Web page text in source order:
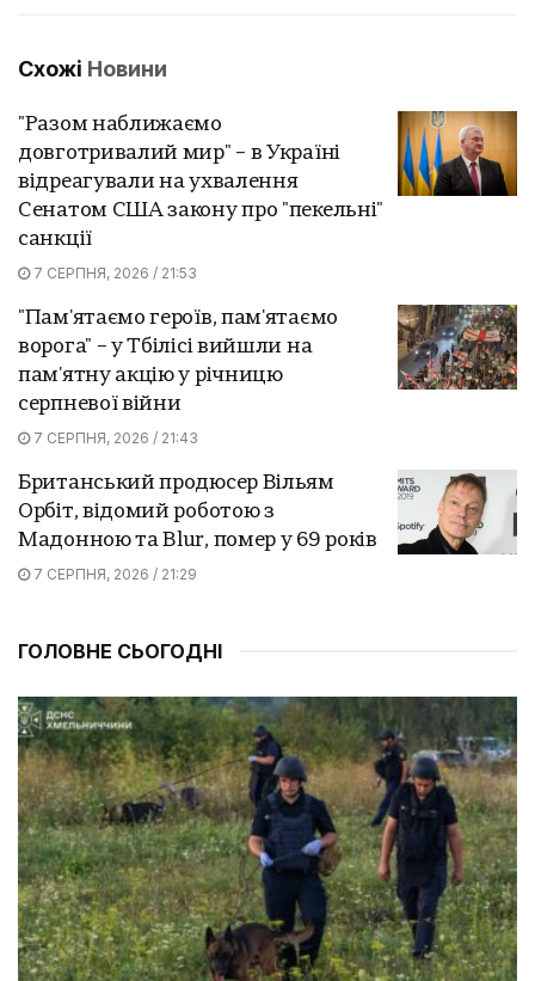
Схожі Новини
"Разом наближаємо
довготривалий мир" – в Україні
відреагували на ухвалення
Сенатом США закону про "пекельні"
санкції
7 СЕРПНЯ, 2026 / 21:53
"Пам'ятаємо героїв, пам'ятаємо
ворога" – у Тбілісі вийшли на
пам'ятну акцію у річницю
серпневої війни
7 СЕРПНЯ, 2026 / 21:43
Британський продюсер Вільям
Орбіт, відомий роботою з
Мадонною та Blur, помер у 69 років
7 СЕРПНЯ, 2026 / 21:29
ГОЛОВНЕ СЬОГОДНІ